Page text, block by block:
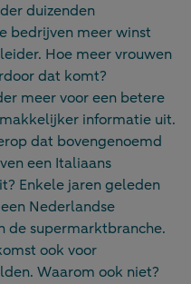
duizenden
bedrijven meer winst
Hoe meer vrouwen
dat komt?
meer voor een betere
informatie uit.
dat bovengenoemd
een Italiaans
Enkele jaren geleden
Nederlandse
de supermarktbranche.
ook voor
Waarom ook niet?